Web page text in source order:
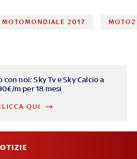
MOTOMONDIALE 2017 MOTO2
con noi: Sky Tv e Sky Calcio a
m per 18 mesi
QUI